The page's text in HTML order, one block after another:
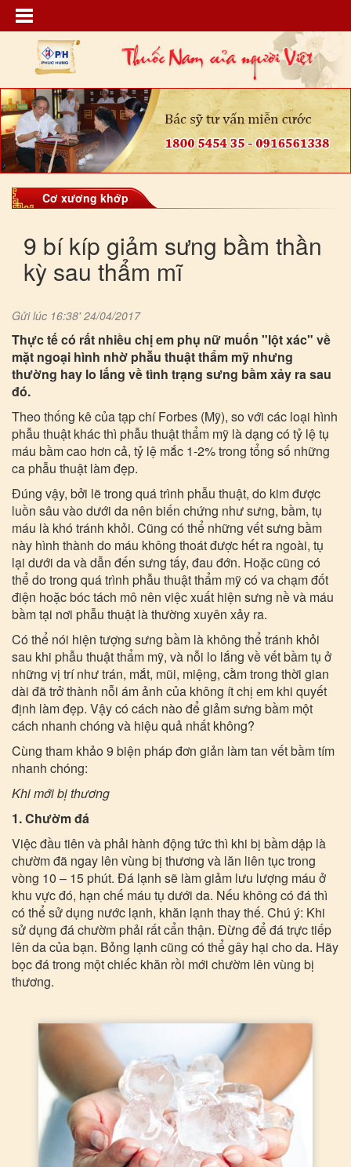
Cơ xương khớp
9 bí kíp giảm sưng bầm thần
kỳ sau thẩm mĩ
Gửi lúc 16:38' 24/04/2017
Thực tế có rất nhiều chị em phụ nữ muốn "lột xác" về
mặt ngoại hình nhờ phẫu thuật thẩm mỹ nhưng
thường hay lo lắng về tình trạng sưng bầm xảy ra sau
đó.
Theo thống kê của tạp chí Forbes (Mỹ), so với các loại hình
phẫu thuật khác thì phẫu thuật thẩm mỹ là dạng có tỷ lệ tụ
máu bầm cao hơn cả, tỷ lệ mắc 1-2% trong tổng số những
ca phẫu thuật làm đẹp.
Đúng vậy, bởi lẽ trong quá trình phẫu thuật, do kim được
luồn sâu vào dưới da nên biến chứng như sưng, bầm, tụ
máu là khó tránh khỏi. Cũng có thể những vết sưng bầm
này hình thành do máu không thoát được hết ra ngoài, tụ
lại dưới da và dẫn đến sưng tấy, đau đớn. Hoặc cũng có
thể do trong quá trình phẫu thuật thẩm mỹ có va chạm đốt
điện hoặc bóc tách mô nên việc xuất hiện sưng nề và máu
bầm tại nơi phẫu thuật là thường xuyên xảy ra.
Có thể nói hiện tượng sưng bầm là không thể tránh khỏi
sau khi phẫu thuật thẩm mỹ, và nỗi lo lắng về vết bầm tụ ở
những vị trí như trán, mắt, mũi, miệng, cằm trong thời gian
dài đã trở thành nỗi ám ảnh của không ít chị em khi quyết
định làm đẹp. Vậy có cách nào để giảm sưng bầm một
cách nhanh chóng và hiệu quả nhất không?
Cùng tham khảo 9 biện pháp đơn giản làm tan vết bầm tím
nhanh chóng:
Khi mới bị thương
1. Chườm đá
Việc đầu tiên và phải hành động tức thì khi bị bầm dập là
chườm đã ngay lên vùng bị thương và lăn liên tục trong
vòng 10 – 15 phút. Đá lạnh sẽ làm giảm lưu lượng máu ở
khu vực đó, hạn chế máu tụ dưới da. Nếu không có đá thì
có thể sử dụng nước lạnh, khăn lạnh thay thế. Chú ý: Khi
sử dụng đá chườm phải rất cẩn thận. Đừng để đá trực tiếp
lên da của bạn. Bỏng lạnh cũng có thể gây hại cho da. Hãy
bọc đá trong một chiếc khăn rồi mới chườm lên vùng bị
thương.